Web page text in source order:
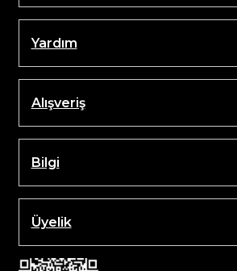
Yardım
Alışveriş
Bilgi
Üyelik